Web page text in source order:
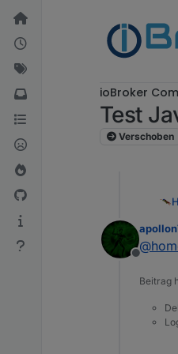
Weiter zum Inhalt
ioBroker
Test
Verschoben
Offline
@
Beitrag